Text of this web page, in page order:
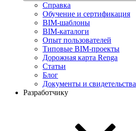
Справка
Обучение и сертификация
BIM-шаблоны
BIM-каталоги
Опыт пользователей
Типовые BIM-проекты
Дорожная карта Renga
Статьи
Блог
Документы и свидетельства
Разработчику